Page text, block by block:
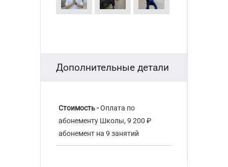
Дополнительные детали
Стоимость -Оплата по
абонементу Школы, 9 200 ₽
абонемент на 9 занятий